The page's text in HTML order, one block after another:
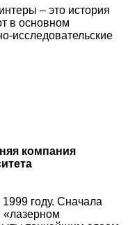
– это история
в основном
исследовательские
компания
1999 году. Сначала
«лазерном